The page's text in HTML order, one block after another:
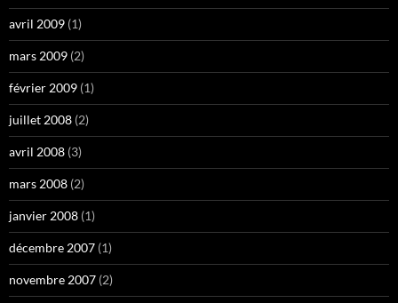
avril 2009 (1)
mars 2009 (2)
février 2009 (1)
juillet 2008 (2)
avril 2008 (3)
mars 2008 (2)
janvier 2008 (1)
décembre 2007 (1)
novembre 2007 (2)